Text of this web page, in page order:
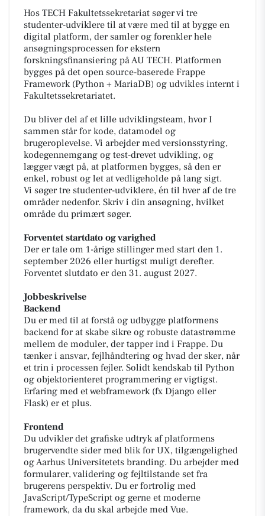
Hos TECH Fakultetssekretariat søger vi tre
studenter-udviklere til at være med til at bygge en
digital platform, der samler og forenkler hele
ansøgningsprocessen for ekstern
forskningsfinansiering på AU TECH. Platformen
bygges på det open source-baserede Frappe
Framework (Python + MariaDB) og udvikles internt i
Fakultetssekretariatet.
Du bliver del af et lille udviklingsteam, hvor I
sammen står for kode, datamodel og
brugeroplevelse. Vi arbejder med versionsstyring,
kodegennemgang og test-drevet udvikling, og
lægger vægt på, at platformen bygges, så den er
enkel, robust og let at vedligeholde på lang sigt.
Vi søger tre studenter-udviklere, én til hver af de tre
områder nedenfor. Skriv i din ansøgning, hvilket
område du primært søger.
Forventet startdato og varighed
Der er tale om 1-årige stillinger med start den 1.
september 2026 eller hurtigst muligt derefter.
Forventet slutdato er den 31. august 2027.
Jobbeskrivelse
Backend
Du er med til at forstå og udbygge platformens
backend for at skabe sikre og robuste datastrømme
mellem de moduler, der tapper ind i Frappe. Du
tænker i ansvar, fejlhåndtering og hvad der sker, når
et trin i processen fejler. Solidt kendskab til Python
og objektorienteret programmering er vigtigst.
Erfaring med et webframework (fx Django eller
Flask) er et plus.
Frontend
Du udvikler det grafiske udtryk af platformens
brugervendte sider med blik for UX, tilgængelighed
og Aarhus Universitetets branding. Du arbejder med
formularer, validering og fejltilstande set fra
brugerens perspektiv. Du er fortrolig med
JavaScript/TypeScript og gerne et moderne
framework, da du skal arbejde med Vue.